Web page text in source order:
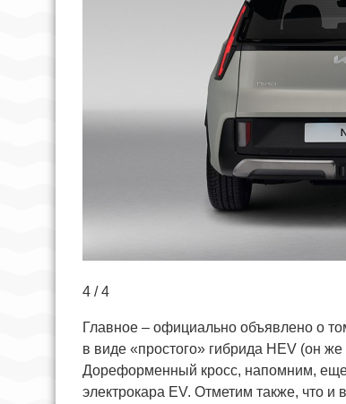
4 / 4
Главное – официально объявлено о
в виде «простого» гибрида HEV (он же
Дореформенный кросс, напомним, еще
электрокара EV. Отметим также, что